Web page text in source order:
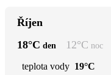
Říjen
18°C den 12°C noc
teplota vody 19°C